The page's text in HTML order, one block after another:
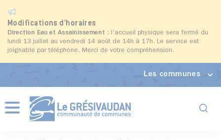
Modifications d'horaires
Direction Eau et Assainissement : l'accueil physique sera fermé du
lundi 13 juillet au vendredi 14 août de 14h à 17h. Le service est
joignable par téléphone. Merci de votre compréhension.
Les communes
Menu